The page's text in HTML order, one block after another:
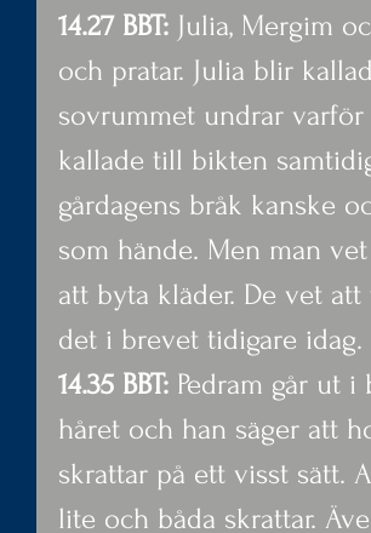
14.27 BBT: Julia, Mergim
och pratar. Julia blir
sovrummet undrar
kallade till bikten
gårdagens bråk kanske
som hände. Men man
att byta kläder. De vet
det i brevet tidigare idag.
14.35 BBT: Pedram går ut
håret och han säger att
skrattar på ett visst sätt.
lite och båda skrattar.